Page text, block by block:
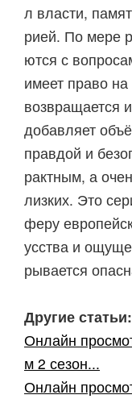
л власти,
рией. По мере
ются с
имеет право
возвращается
добавляет
правдой и
рактным, а
лизких. Это
феру
усства и
рывается
Другие статьи:
Онлайн
м 2 сезон...
Онлайн